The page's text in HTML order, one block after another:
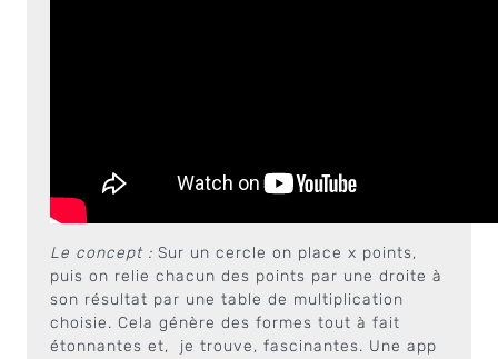
Le concept : Sur un cercle on place x points,
puis on relie chacun des points par une droite à
son résultat par une table de multiplication
choisie. Cela génère des formes tout à fait
étonnantes et, je trouve, fascinantes. Une app